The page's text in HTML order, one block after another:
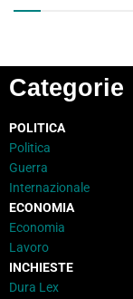
Categorie
POLITICA
Politica
Guerra
Internazionale
ECONOMIA
Economia
Lavoro
INCHIESTE
Dura Lex